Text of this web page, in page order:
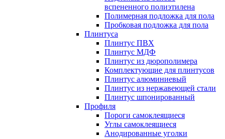
вспененного полиэтилена
Полимерная подложка для пола
Пробковая подложка для пола
Плинтуса
Плинтус ПВХ
Плинтус МДФ
Плинтус из дюрополимера
Комплектующие для плинтусов
Плинтус алюминиевый
Плинтус из нержавеющей стали
Плинтус шпонированный
Профиля
Пороги самоклеящиеся
Углы самоклеящиеся
Анодированные уголки